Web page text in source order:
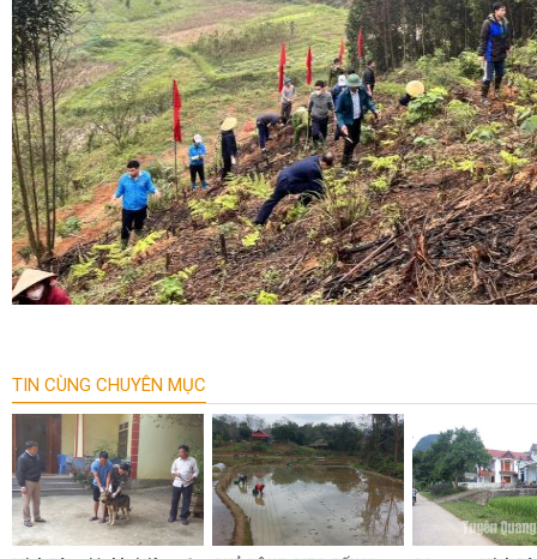
TIN CÙNG CHUYÊN MỤC